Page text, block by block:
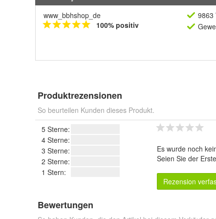
www_bbhshop_de
100% positiv
9863
Produktrezensionen
So beurteilen Kunden dieses Produkt.
5 Sterne:
4 Sterne:
3 Sterne:
2 Sterne:
1 Stern:
Es wurde noch
Seien Sie der
Rezension
Bewertungen